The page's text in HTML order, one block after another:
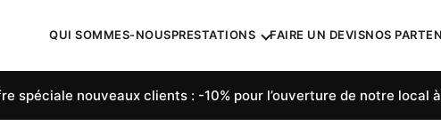
QUI SOMMES-NOUSPRESTATIONS FAIRE UN DEVISNOS
spéciale nouveaux clients : -10% pour l’ouverture de notre local